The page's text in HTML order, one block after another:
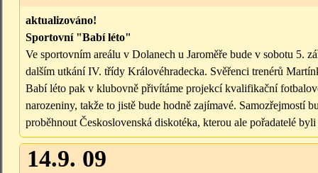
aktualizováno!
Sportovní "Babí léto"
Ve sportovním areálu v Dolanech u Jaroměře bude v sobotu
dalším utkání IV. třídy Královéhradecka. Svěřenci trenérů
Babí léto pak v klubovně přivítáme projekcí kvalifikační
narozeniny, takže to jistě bude hodně zajímavé. Samozřejmostí
proběhnout Československá diskotéka, kterou ale pořadatelé
14.9. 09